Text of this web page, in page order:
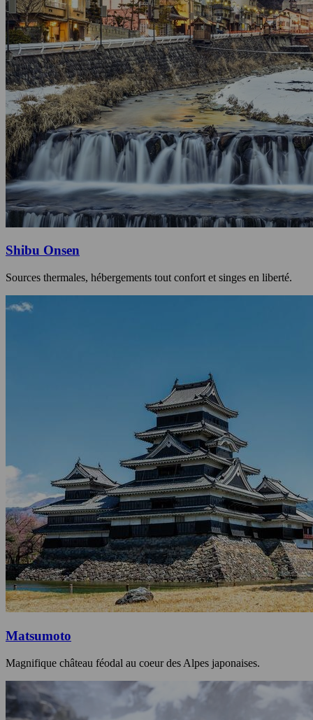
Shibu Onsen
Sources thermales, hébergements tout confort et singes en liberté.
Matsumoto
Magnifique château féodal au coeur des Alpes japonaises.